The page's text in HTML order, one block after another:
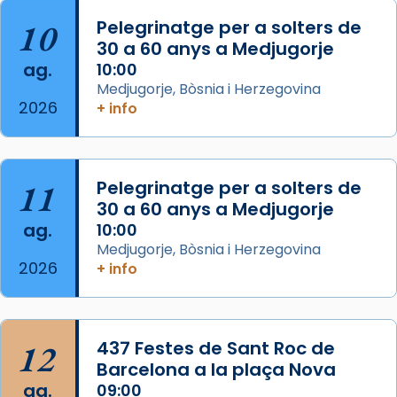
Mons. David Abadías.
📸 Dr. G. Simón
Photo
2 weeks ago
Memòria de les santes Juliana i
Semproniana, verges i màrtirs.
Acompanyant la història de sant Cugat, a
partir de l’Edat Mitjana sorgeix la tradició
que les santes Juliana (“relatiu a Júlia”) i
Semproniana (“relatiu a Semprònia =
eterna”) són deixebles seves. I l’any 1667, el
frare Joan Gaspar Roig, afirma en una obra
10
ag.
2026
Pelegrinatge per a solters de
30 a 60 anys a Medjugorje
10:00
Medjugorje, Bòsnia i Herzegovina
+ info
11
ag.
2026
Pelegrinatge per a solters de
30 a 60 anys a Medjugorje
10:00
Medjugorje, Bòsnia i Herzegovina
+ info
12
ag.
437 Festes de Sant Roc de
Barcelona a la plaça Nova
09:00